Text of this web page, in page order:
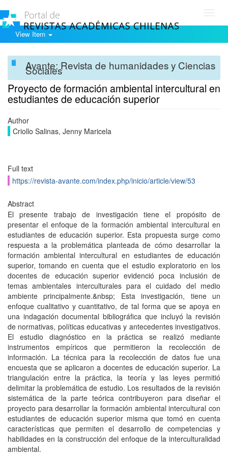
View Item
Avante: Revista de humanidades y Ciencias
Sociales
Proyecto de formación ambiental intercultural en
estudiantes de educación superior
Author
Criollo Salinas, Jenny Maricela
Full text
https://revista-avante.com/index.php/inicio/article/view/53
Abstract
El presente trabajo de investigación tiene el propósito de
presentar el enfoque de la formación ambiental intercultural en
estudiantes de educación superior. Esta propuesta surge como
respuesta a la problemática planteada de cómo desarrollar la
formación ambiental intercultural en estudiantes de educación
superior, tomando en cuenta que el estudio exploratorio en los
docentes de educación superior evidenció poca inclusión de
temas ambientales interculturales para el cuidado del medio
ambiente principalmente.&nbsp; Esta investigación, tiene un
enfoque cualitativo y cuantitativo, de tal forma que se apoya en
una indagación documental bibliográfica que incluyó la revisión
de normativas, políticas educativas y antecedentes investigativos.
El estudio diagnóstico en la práctica se realizó mediante
instrumentos empíricos que permitieron la recolección de
información. La técnica para la recolección de datos fue una
encuesta que se aplicaron a docentes de educación superior. La
triangulación entre la práctica, la teoría y las leyes permitió
delimitar la problemática de estudio. Los resultados de la revisión
sistemática de la parte teórica contribuyeron para diseñar el
proyecto para desarrollar la formación ambiental intercultural con
estudiantes de educación superior misma que tomó en cuenta
características que permiten el desarrollo de competencias y
habilidades en la construcción del enfoque de la interculturalidad
ambiental.